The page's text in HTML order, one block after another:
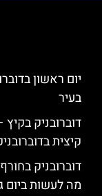
יום ראשון
בעיר
דוברובניק
קיצית
דוברובניק
מה לעשות ביום